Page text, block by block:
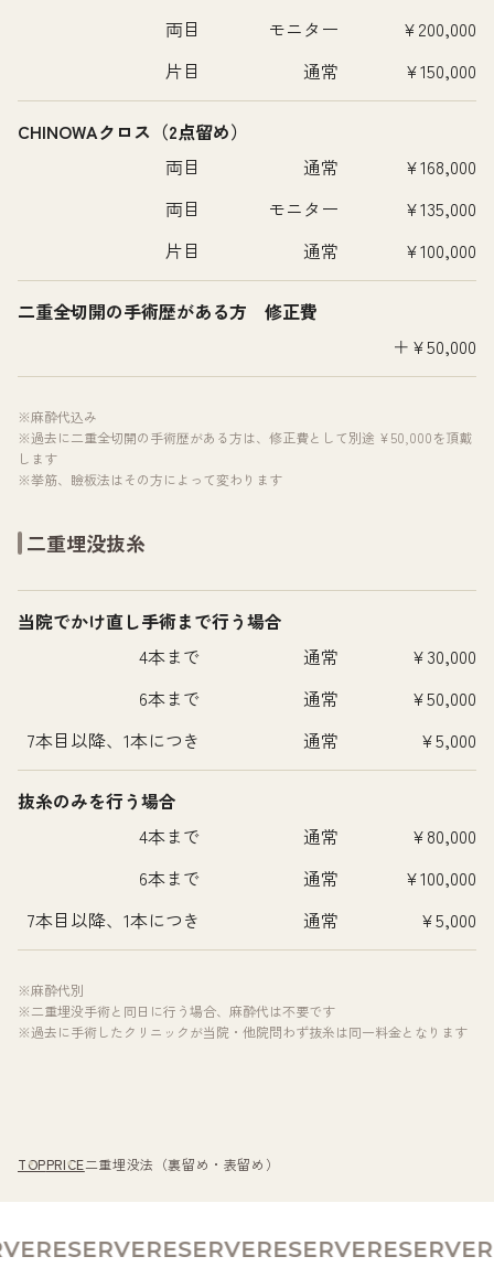
両目 モニター
¥200,000
片目
通常 ¥150,000
CHINOWAクロス（2点留め）
両目
通常
¥168,000
両目
モニター
¥135,000
片目
通常 ¥100,000
二重全切開の手術歴がある方 修正費
＋¥50,000
※麻酔代込み
※過去に二重全切開の手術歴がある方は、修正費として別途 ¥50,000を頂戴
します
※挙筋、瞼板法はその方によって変わります
二重埋没抜糸
当院でかけ直し手術まで行う場合
4本まで
通常
¥30,000
6本まで
通常
¥50,000
7本目以降、1本につき
通常 ¥5,000
抜糸のみを行う場合
4本まで
通常
¥80,000
6本まで
通常
¥100,000
7本目以降、1本につき
通常 ¥5,000
※麻酔代別
※二重埋没手術と同日に行う場合、麻酔代は不要です
※過去に手術したクリニックが当院・他院問わず抜糸は同一料金となります
TOPPRICE二重埋没法（裏留め・表留め）
RESERVERESERVERESERVERESERVE